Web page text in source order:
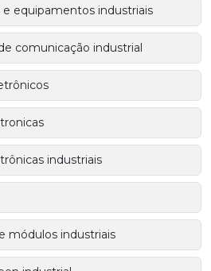
equipamentos industriais
comunicação industrial
industriais
módulos industriais